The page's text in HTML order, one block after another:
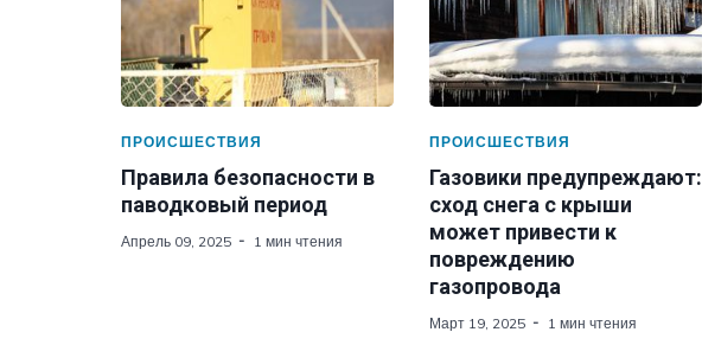
ПРОИСШЕСТВИЯ
Правила безопасности в
паводковый период
Апрель 09, 2025 1 мин чтения
ПРОИСШЕСТВИЯ
Газовики предупреждают:
сход снега с крыши
может привести к
повреждению
газопровода
Март 19, 2025 1 мин чтения